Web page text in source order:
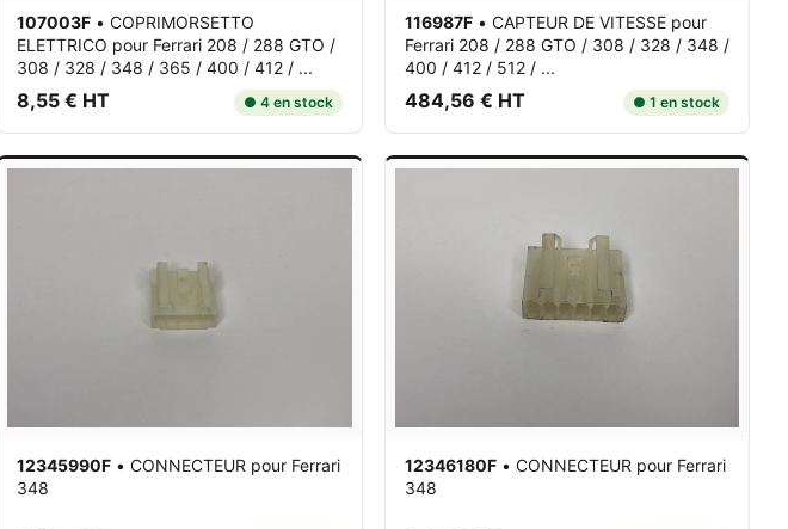
107003F • COPRIMORSETTO
ELETTRICO pour Ferrari 208 / 288 GTO /
308 / 328 / 348 / 365 / 400 / 412 / ...
8,55 € HT ● 4 en stock
116987F • CAPTEUR DE VITESSE pour
Ferrari 208 / 288 GTO / 308 / 328 / 348 /
400 / 412 / 512 / ...
484,56 € HT ● 1 en stock
12345990F • CONNECTEUR pour Ferrari
348
12346180F • CONNECTEUR pour Ferrari
348